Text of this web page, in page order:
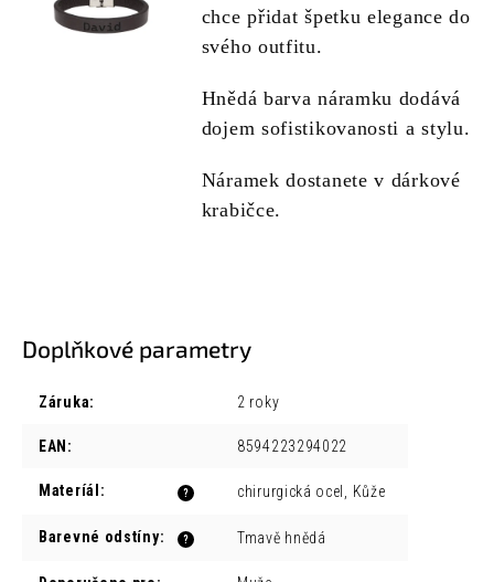
chce přidat špetku elegance do
svého outfitu.
Hnědá barva náramku dodává
dojem sofistikovanosti a stylu.
Náramek dostanete v dárkové
krabičce.
Doplňkové parametry
Záruka: 2 roky
EAN : 8594223294022
?
Materíál : chirurgická ocel, Kůže
?
Barevné odstíny: Tmavě hnědá